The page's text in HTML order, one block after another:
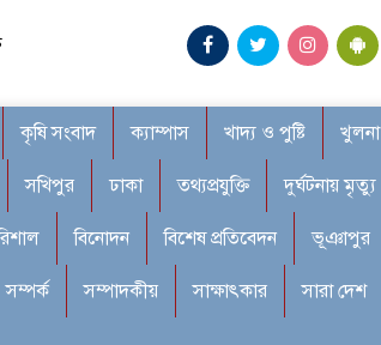
কৃষি সংবাদ ক্যাম্পাস খাদ্য ও পুষ্টি খুলনা
সখিপুর ঢাকা তথ্যপ্রযুক্তি দুর্ঘটনায় মৃত্যু
বিনোদন বিশেষ প্রতিবেদন ভূঞাপুর
সম্পর্ক সম্পাদকীয় সাক্ষাৎকার সারা দেশ